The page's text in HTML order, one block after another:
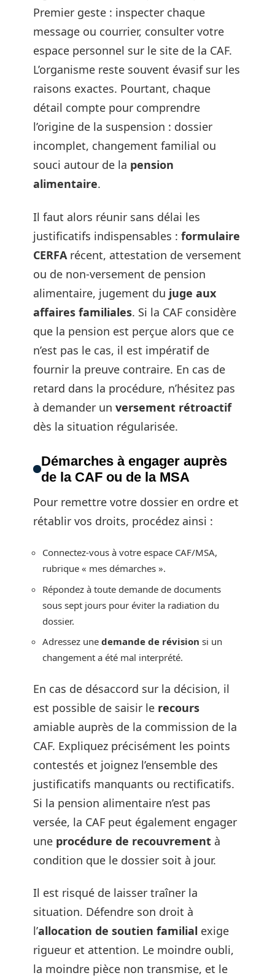
Premier geste : inspecter chaque
message ou courrier, consulter votre
espace personnel sur le site de la CAF.
L’organisme reste souvent évasif sur les
raisons exactes. Pourtant, chaque
détail compte pour comprendre
l’origine de la suspension : dossier
incomplet, changement familial ou
souci autour de la pension
alimentaire.
Il faut alors réunir sans délai les
justificatifs indispensables : formulaire
CERFA récent, attestation de versement
ou de non-versement de pension
alimentaire, jugement du juge aux
affaires familiales. Si la CAF considère
que la pension est perçue alors que ce
n’est pas le cas, il est impératif de
fournir la preuve contraire. En cas de
retard dans la procédure, n’hésitez pas
à demander un versement rétroactif
dès la situation régularisée.
Démarches à engager auprès
de la CAF ou de la MSA
Pour remettre votre dossier en ordre et
rétablir vos droits, procédez ainsi :
Connectez-vous à votre espace CAF/MSA,
rubrique « mes démarches ».
Répondez à toute demande de documents
sous sept jours pour éviter la radiation du
dossier.
Adressez une demande de révision si un
changement a été mal interprété.
En cas de désaccord sur la décision, il
est possible de saisir le recours
amiable auprès de la commission de la
CAF. Expliquez précisément les points
contestés et joignez l’ensemble des
justificatifs manquants ou rectificatifs.
Si la pension alimentaire n’est pas
versée, la CAF peut également engager
une procédure de recouvrement à
condition que le dossier soit à jour.
Il est risqué de laisser traîner la
situation. Défendre son droit à
l’allocation de soutien familial exige
rigueur et attention. Le moindre oubli,
la moindre pièce non transmise, et le